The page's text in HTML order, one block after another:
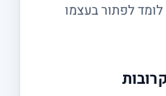
לומד לפתור בעצמו